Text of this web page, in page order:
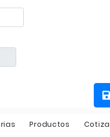
Productos